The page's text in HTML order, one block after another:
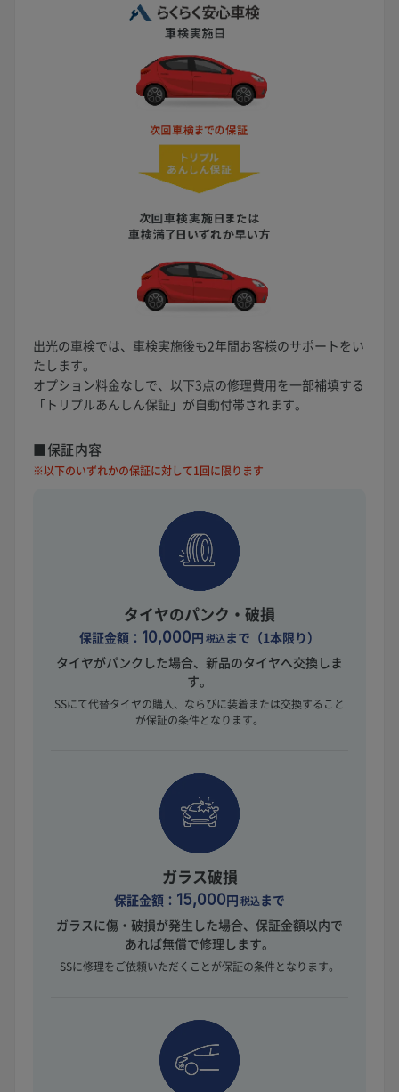
出光の車検では、車検実施後も2年間お客様のサポートをい
たします。
オプション料金なしで、以下3点の修理費用を一部補填する
「トリプルあんしん保証」が自動付帯されます。
■保証内容
※以下のいずれかの保証に対して1回に限ります
タイヤのパンク・破損
保証金額： 10,000円税込まで（1本限り）
タイヤがパンクした場合、新品のタイヤへ交換しま
す。
SSにて代替タイヤの購入、ならびに装着または交換すること
が保証の条件となります。
ガラス破損
保証金額： 15,000円税込まで
ガラスに傷・破損が発生した場合、保証金額以内で
あれば無償で修理します。
SSに修理をご依頼いただくことが保証の条件となります。